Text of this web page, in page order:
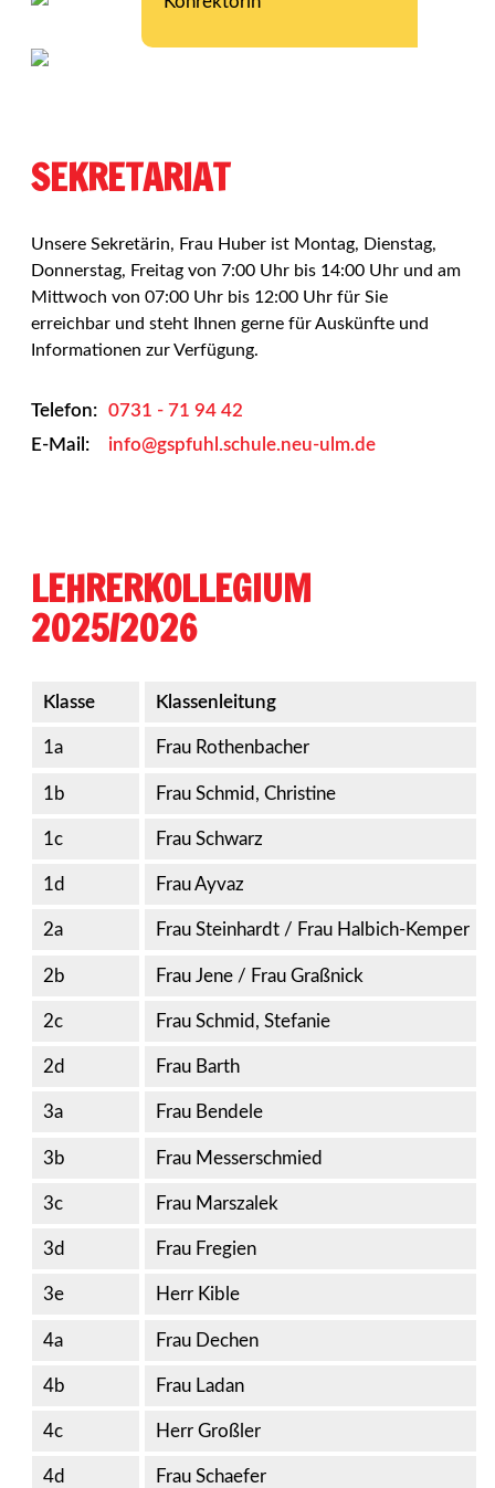
SEKRETARIAT
Unsere Sekretärin, Frau Huber ist Montag, Dienstag,
Donnerstag, Freitag von 7:00 Uhr bis 14:00 Uhr und am
Mittwoch von 07:00 Uhr bis 12:00 Uhr für Sie
erreichbar und steht Ihnen gerne für Auskünfte und
Informationen zur Verfügung.
Telefon:
0731 - 71 94 42
E-Mail:
info@gspfuhl.schule.neu-ulm.de
LEHRERKOLLEGIUM
2025/2026
Klasse Klassenleitung
1a Frau Rothenbacher
1b Frau Schmid, Christine
1c Frau Schwarz
1d Frau Ayvaz
2a Frau Steinhardt / Frau Halbich-Kemper
2b Frau Jene / Frau Graßnick
2c Frau Schmid, Stefanie
2d Frau Barth
3a Frau Bendele
3b Frau Messerschmied
3c Frau Marszalek
3d Frau Fregien
3e Herr Kible
4a Frau Dechen
4b Frau Ladan
4c Herr Großler
4d Frau Schaefer